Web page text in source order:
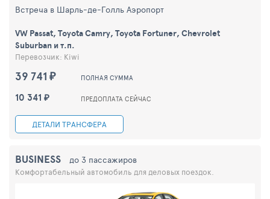
39 741 ₽ ПОЛНАЯ СУММА
10 341 ₽ ПРЕДОПЛАТА СЕЙЧАС
ДЕТАЛИ ТРАНСФЕРА
Встреча в Шарль-де-Голль Аэропорт
VW Passat, Toyota Camry, Toyota Fortuner, Chevrolet
Suburban и т.п.
Перевозчик: Kiwi
BUSINESS до 3 пассажиров
Комфортабельный автомобиль для деловых поездок.